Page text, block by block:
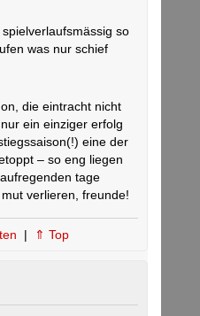
so
was nur schief
die eintracht nicht
ein einziger erfolg
eine der
– so eng liegen
tage
verlieren, freunde!
| ⇑ Top